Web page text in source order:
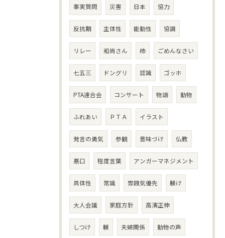
事実質問 災害 日本 協力
反抗期 主体性 能動性 協調
リレー 和尚さん 柿 ごめんなさい
七五三 ドングリ 認識 ゴッホ
PTA連合会 コンサート 物語 動物
ふれあい ＰＴＡ イラスト
発言の勇気 参観 意味づけ 仏教
悪口 程度言葉 アンガーマネジメント
具体性 常識 雰囲気優先 躾け
大人会議 家庭方針 高濱正伸
しつけ 躾 夫婦関係 動物の声